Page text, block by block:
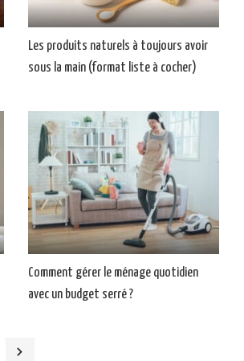
Les produits naturels à toujours avoir
sous la main (format liste à cocher)
Comment gérer le ménage quotidien
avec un budget serré ?